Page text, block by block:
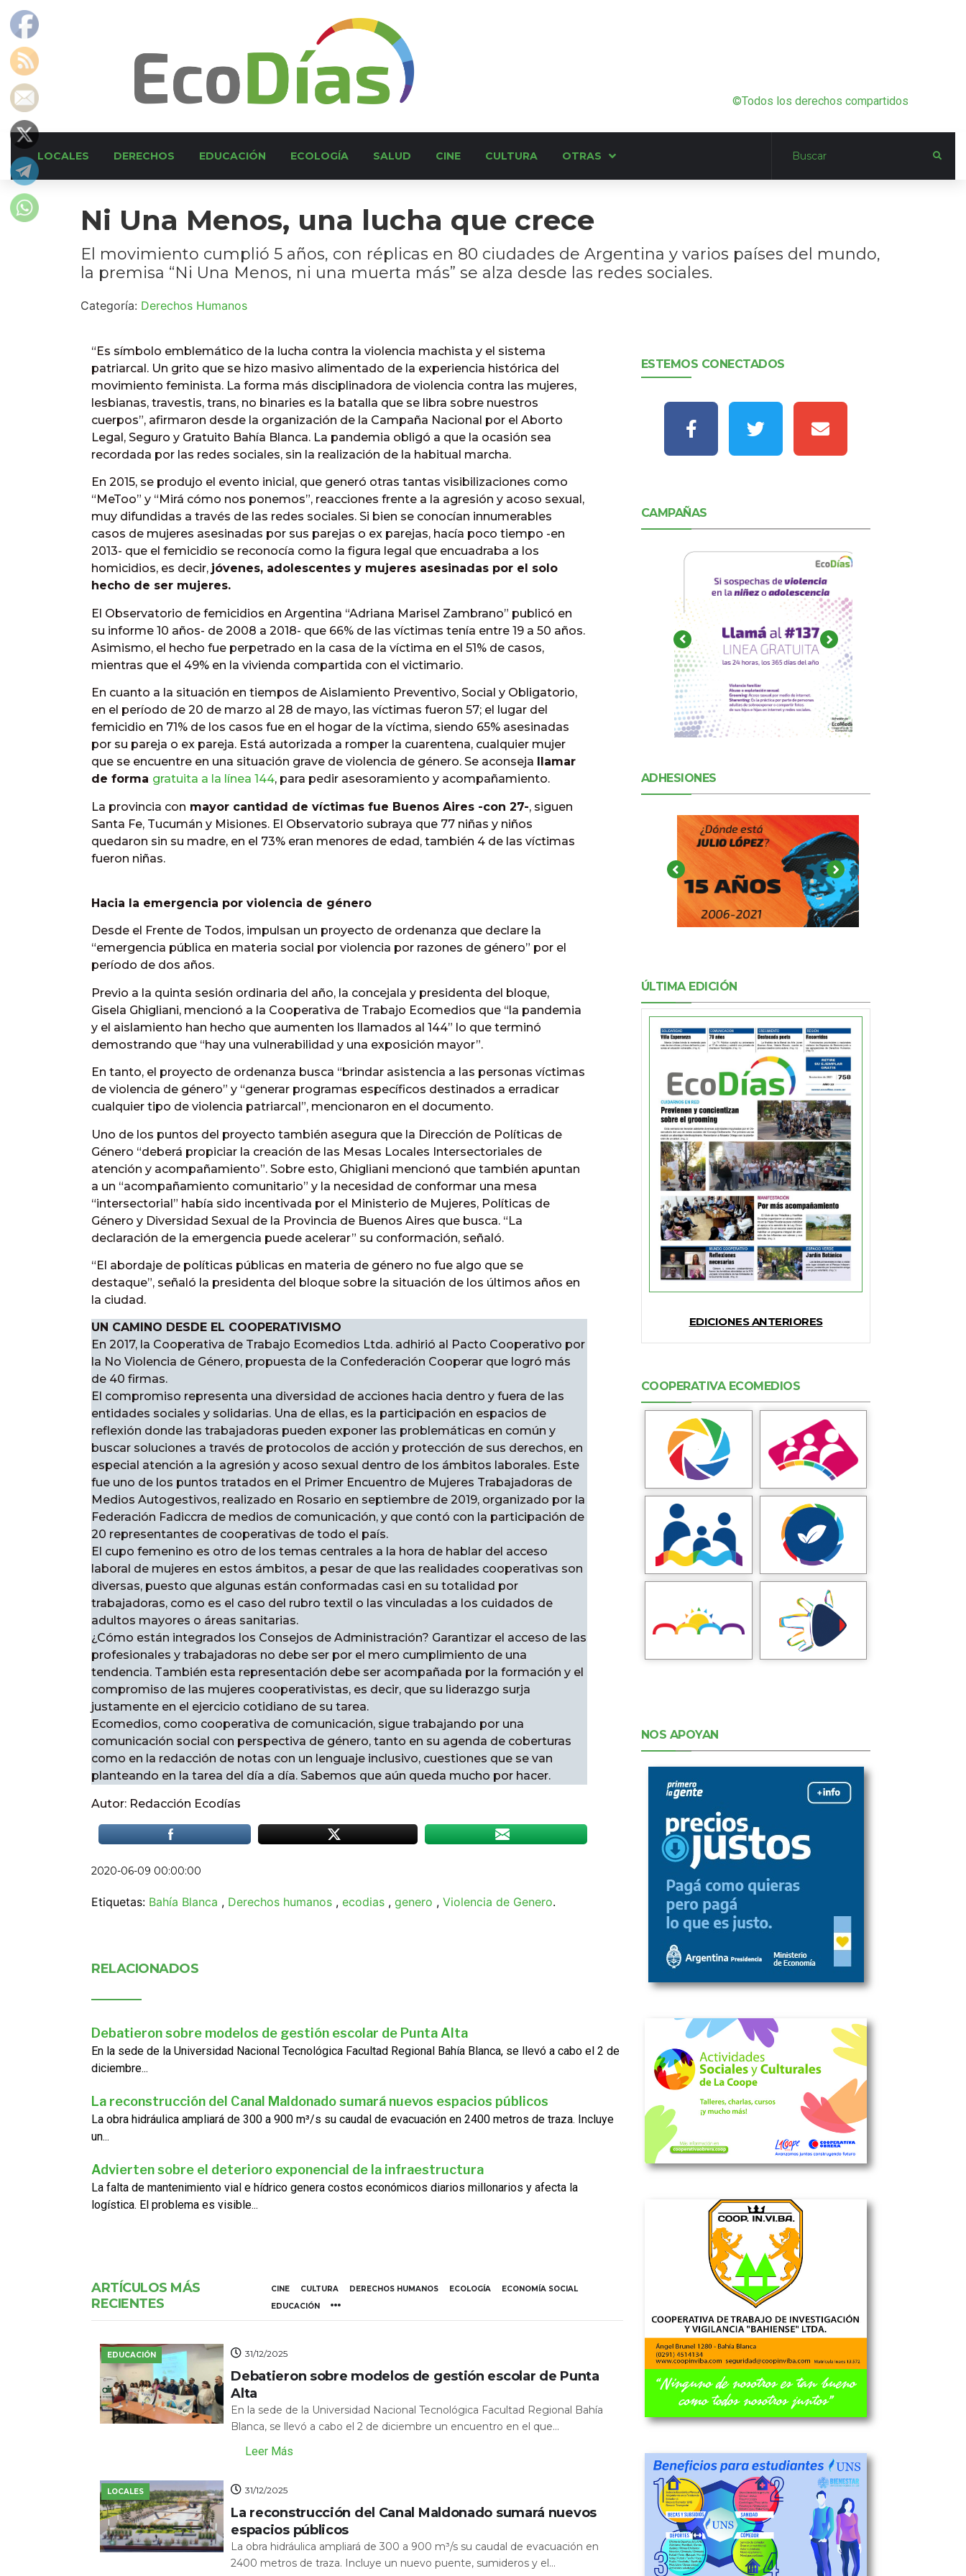
©Todos los derechos compartidos
LOCALES DERECHOS EDUCACIÓN ECOLOGÍA SALUD CINE CULTURA OTRAS
Ni Una Menos, una lucha que crece
El movimiento cumplió 5 años, con réplicas en 80 ciudades de Argentina y varios países del mundo,
la premisa “Ni Una Menos, ni una muerta más” se alza desde las redes sociales.
Categoría: Derechos Humanos
“Es símbolo emblemático de la lucha contra la violencia machista y el sistema
patriarcal. Un grito que se hizo masivo alimentado de la experiencia histórica del
movimiento feminista. La forma más disciplinadora de violencia contra las mujeres,
lesbianas, travestis, trans, no binaries es la batalla que se libra sobre nuestros
cuerpos”, afirmaron desde la organización de la Campaña Nacional por el Aborto
Legal, Seguro y Gratuito Bahía Blanca. La pandemia obligó a que la ocasión sea
recordada por las redes sociales, sin la realización de la habitual marcha.
En 2015, se produjo el evento inicial, que generó otras tantas visibilizaciones como
“MeToo” y “Mirá cómo nos ponemos”, reacciones frente a la agresión y acoso sexual,
muy difundidas a través de las redes sociales. Si bien se conocían innumerables
casos de mujeres asesinadas por sus parejas o ex parejas, hacía poco tiempo -en
2013- que el femicidio se reconocía como la figura legal que encuadraba a los
homicidios, es decir, jóvenes, adolescentes y mujeres asesinadas por el solo
hecho de ser mujeres.
El Observatorio de femicidios en Argentina “Adriana Marisel Zambrano” publicó en
su informe 10 años- de 2008 a 2018- que 66% de las víctimas tenía entre 19 a 50 años.
Asimismo, el hecho fue perpetrado en la casa de la víctima en el 51% de casos,
mientras que el 49% en la vivienda compartida con el victimario.
En cuanto a la situación en tiempos de Aislamiento Preventivo, Social y Obligatorio,
en el período de 20 de marzo al 28 de mayo, las víctimas fueron 57; el lugar del
femicidio en 71% de los casos fue en el hogar de la víctima, siendo 65% asesinadas
por su pareja o ex pareja. Está autorizada a romper la cuarentena, cualquier mujer
que se encuentre en una situación grave de violencia de género. Se aconseja
llamar
de forma gratuita a la línea 144, para pedir asesoramiento y acompañamiento.
La provincia con mayor cantidad de víctimas fue Buenos Aires -con 27-, siguen
Santa Fe, Tucumán y Misiones. El Observatorio subraya que 77 niñas y niños
quedaron sin su madre, en el 73% eran menores de edad, también 4 de las víctimas
fueron niñas.
Hacia la emergencia por violencia de género
Desde el Frente de Todos, impulsan un proyecto de ordenanza que declare la
“emergencia pública en materia social por violencia por razones de género” por el
período de dos años.
Previo a la quinta sesión ordinaria del año, la concejala y presidenta del bloque,
Gisela Ghigliani, mencionó a la Cooperativa de Trabajo Ecomedios que “la pandemia
y el aislamiento han hecho que aumenten los llamados al 144” lo que terminó
demostrando que “hay una vulnerabilidad y una exposición mayor”.
En tanto, el proyecto de ordenanza busca “brindar asistencia a las personas víctimas
de violencia de género” y “generar programas específicos destinados a erradicar
cualquier tipo de violencia patriarcal”, mencionaron en el documento.
Uno de los puntos del proyecto también asegura que la Dirección de Políticas de
Género “deberá propiciar la creación de las Mesas Locales Intersectoriales de
atención y acompañamiento”. Sobre esto, Ghigliani mencionó que también apuntan
a un “acompañamiento comunitario” y la necesidad de conformar una mesa
“intersectorial” había sido incentivada por el Ministerio de Mujeres, Políticas de
Género y Diversidad Sexual de la Provincia de Buenos Aires que busca. “La
declaración de la emergencia puede acelerar” su conformación, señaló.
“El abordaje de políticas públicas en materia de género no fue algo que se
destaque”, señaló la presidenta del bloque sobre la situación de los últimos años en
la ciudad.
UN CAMINO DESDE EL COOPERATIVISMO
En 2017, la Cooperativa de Trabajo Ecomedios Ltda. adhirió al Pacto Cooperativo por
la No Violencia de Género, propuesta de la Confederación Cooperar que logró más
de 40 firmas.
El compromiso representa una diversidad de acciones hacia dentro y fuera de las
entidades sociales y solidarias. Una de ellas, es la participación en espacios de
reflexión donde las trabajadoras pueden exponer las problemáticas en común y
buscar soluciones a través de protocolos de acción y protección de sus derechos, en
especial atención a la agresión y acoso sexual dentro de los ámbitos laborales. Este
fue uno de los puntos tratados en el Primer Encuentro de Mujeres Trabajadoras de
Medios Autogestivos, realizado en Rosario en septiembre de 2019, organizado por la
Federación Fadiccra de medios de comunicación, y que contó con la participación de
20 representantes de cooperativas de todo el país.
El cupo femenino es otro de los temas centrales a la hora de hablar del acceso
laboral de mujeres en estos ámbitos, a pesar de que las realidades cooperativas son
diversas, puesto que algunas están conformadas casi en su totalidad por
trabajadoras, como es el caso del rubro textil o las vinculadas a los cuidados de
adultos mayores o áreas sanitarias.
¿Cómo están integrados los Consejos de Administración? Garantizar el acceso de las
profesionales y trabajadoras no debe ser por el mero cumplimiento de una
tendencia. También esta representación debe ser acompañada por la formación y el
compromiso de las mujeres cooperativistas, es decir, que su liderazgo surja
justamente en el ejercicio cotidiano de su tarea.
Ecomedios, como cooperativa de comunicación, sigue trabajando por una
comunicación social con perspectiva de género, tanto en su agenda de coberturas
como en la redacción de notas con un lenguaje inclusivo, cuestiones que se van
planteando en la tarea del día a día. Sabemos que aún queda mucho por hacer.
Autor: Redacción Ecodías
2020-06-09 00:00:00
Etiquetas: Bahía Blanca , Derechos humanos , ecodias , genero , Violencia de Genero.
RELACIONADOS
Debatieron sobre modelos de gestión escolar de Punta Alta
En la sede de la Universidad Nacional Tecnológica Facultad Regional Bahía Blanca, se llevó a cabo el 2 de
diciembre...
La reconstrucción del Canal Maldonado sumará nuevos espacios públicos
La obra hidráulica ampliará de 300 a 900 m³/s su caudal de evacuación en 2400 metros de traza. Incluye
un...
Advierten sobre el deterioro exponencial de la infraestructura
La falta de mantenimiento vial e hídrico genera costos económicos diarios millonarios y afecta la
logística. El problema es visible...
ARTÍCULOS MÁS
RECIENTES
CINE CULTURA DERECHOS HUMANOS ECOLOGÍA
ECONOMÍA SOCIAL
EDUCACIÓN
EDUCACIÓN 31/12/2025
Debatieron sobre modelos de gestión escolar de Punta
Alta
En la sede de la Universidad Nacional Tecnológica Facultad Regional Bahía
Blanca, se llevó a cabo el 2 de diciembre un encuentro en el que...
Leer Más
LOCALES 31/12/2025
La reconstrucción del Canal Maldonado sumará nuevos
espacios públicos
La obra hidráulica ampliará de 300 a 900 m³/s su caudal de evacuación en
2400 metros de traza. Incluye un nuevo puente, sumideros y el...
ESTEMOS CONECTADOS
CAMPAÑAS
ADHESIONES
ÚLTIMA EDICIÓN
EDICIONES ANTERIORES
COOPERATIVA ECOMEDIOS
NOS APOYAN